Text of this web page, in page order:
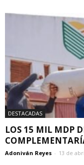
DESTACADAS
LOS 15 MIL MDP
Adoniván Reyes - 13 de